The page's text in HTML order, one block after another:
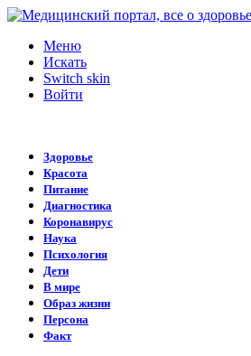
Меню
Искать
Switch skin
Войти
Здоровье
Красота
Питание
Диагностика
Коронавирус
Наука
Психология
Дети
В мире
Образ жизни
Персона
Факт